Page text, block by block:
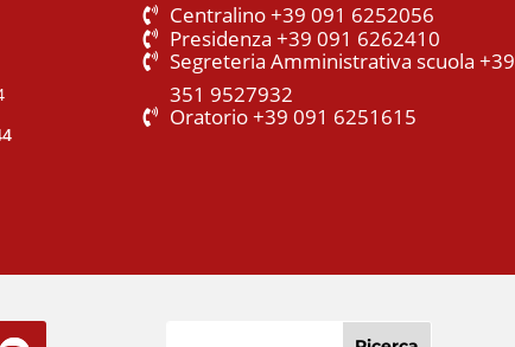
Centralino +39 091 6252056
Presidenza +39 091 6262410
Segreteria Amministrativa scuola +39
351 9527932
Oratorio +39 091 6251615